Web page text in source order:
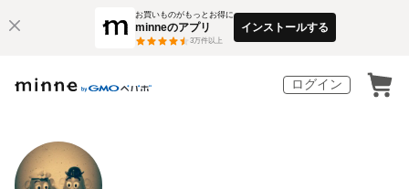
お買いものがもっとお得に
minneのアプリ
3万件以上
インストールする
ログイン